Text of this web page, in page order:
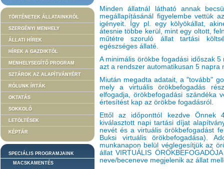
TÖRTÉNETEK ÁLLATAINKRÓL
SZERGÉNYI MENHELY
ÁLLATI HÍREK
HÍREK A GAZDIKTÓL
MENHELYSEGÍTŐ PROGRAM
SZTÁROK AZ ALAPÍTVÁNYÉRT
RÓLUNK ÍRTÁK
OKTATÁS
SOKKOLÓ
LETÖLTÉSEK
KÉPTÁR
SPECIÁLIS PROGRAMJAINK
MACSKAMENTÉS
Minden állatnál látható annak
megállapításánál figyelembe vettük
igényeit. Így pl. egy kölyökállat,
átesnie többe kerül, mint egy oltott,
műtétre szoruló állat tartási
egészséges állaté.
A minimális örökbe fogadási időszak
azt a rendszer automatikusan 5 napra
Miután megadta adatait, a "tovább"
mely a virtuális örökbefogadás
elfogadja, örökbefogadási szándéka
értesítést kap az örökbe fogadásról.
Ettől az időponttól kezdve Önnek
kiválasztott napi tartási díjat
nevét és a virtuális örökbefogadást
Buksi virtuális örökbefogadása).
munkanapon belül véglegesítjük az
állat VIRTUÁLIS
neve/beceneve megjelenik az állat